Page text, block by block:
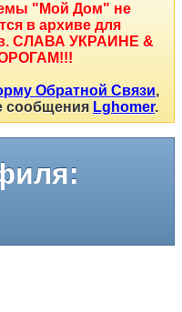
"Мой Дом" не
в архиве для
СЛАВА УКРАИНЕ &
Обратной Связи,
сообщения Lghomer.